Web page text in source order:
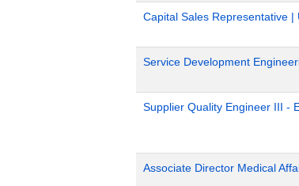
Capital Sales Representative
Service Development
Supplier Quality Engineer III -
Associate Director Medical